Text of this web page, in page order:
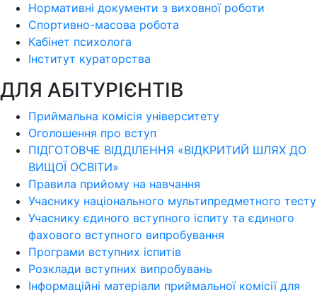
Нормативні документи з виховної роботи
Спортивно-масова робота
Кабінет психолога
Інститут кураторства
ДЛЯ АБІТУРІЄНТІВ
Приймальна комісія університету
Оголошення про вступ
ПІДГОТОВЧЕ ВІДДІЛЕННЯ «ВІДКРИТИЙ ШЛЯХ ДО
ВИЩОЇ ОСВІТИ»
Правила прийому на навчання
Учаснику національного мультипредметного тесту
Учаснику єдиного вступного іспиту та єдиного
фахового вступного випробування
Програми вступних іспитів
Розклади вступних випробувань
Інформаційні матеріали приймальної комісії для